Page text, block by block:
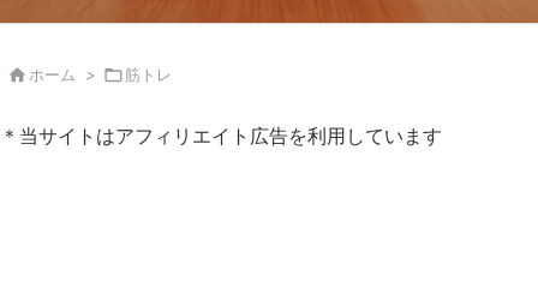
 ホーム > 筋トレ
＊当サイトはアフィリエイト広告を利用しています